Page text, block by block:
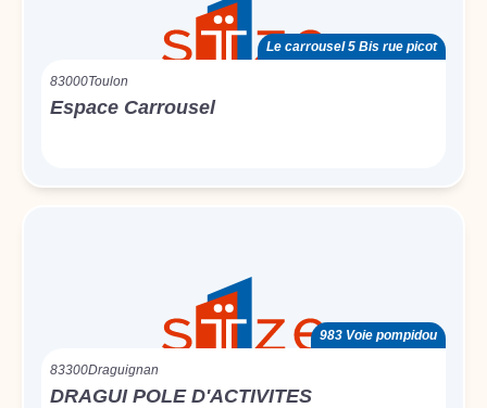
Le carrousel 5 Bis rue picot
83000Toulon
Espace Carrousel
983 Voie pompidou
83300Draguignan
DRAGUI POLE D'ACTIVITES